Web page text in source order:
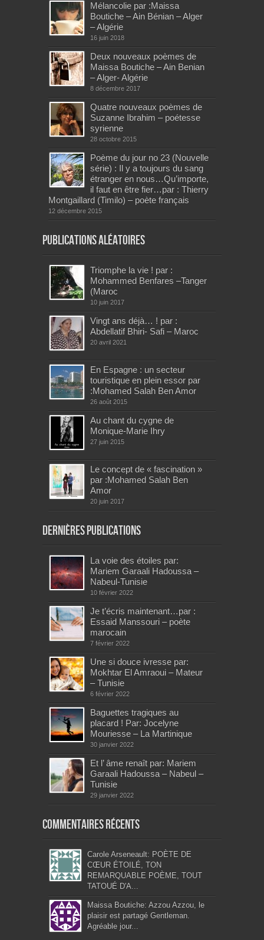
Mélancolie par :Maissa
Boutiche – Ain Bénian – Alger
– Algérie
16 juin 2018
Deux nouveaux poèmes de
Maissa Boutiche – Ain Benian
– Alger- Algérie
8 décembre 2017
Quatre nouveaux poèmes de
Suzanne Ibrahim – poétesse
syrienne
28 octobre 2015
Poème du jour no 23 (Nouvelle
série) : Il y a toujours du sang
étranger en nous…Qu’importe,
il faut en être fier…par : Thierry
Montgaillard (Timilo) – poète français
12 décembre 2015
Publications aléatoires
Triomphe la vie ! par :
Mohammed Benfares –Tanger
(Maroc
10 juin 2017
Vingt ans déjà… ! par :
Abdellatif Bhiri- Safi – Maroc
20 avril 2021
En Espagne : un secteur
touristique en plein essor par
:Mohamed Salah Ben Amor
26 août 2015
Au chant du cygne de
Monique-Marie Ihry
27 juin 2015
Le concept de « fascination »
par :Mohamed Salah Ben
Amor
20 juin 2017
Dernières publications
La voie des étoiles par:
Mariem Garaali Hadoussa –
Nabeul-Tunisie
10 février 2022
Je t’écris maintenant…par :
Essaid Manssouri – poète
marocain
7 février 2022
Une si douce ivresse par:
Mokhtar El Amraoui – Mateur
– Tunisie
6 février 2022
Baguettes tragiques au
placard ! Par: Jocelyne
Mouriesse – La Martinique
30 janvier 2022
Et l’ âme renaît par: Mariem
Garaali Hadoussa – Nabeul –
Tunisie
29 janvier 2022
Commentaires récents
Carole Arseneault: POÈTE DE
CŒUR ÉTOILÉ, TON
REMARQUABLE POÈME, TOUT
TATOUÉ D'A...
Maissa Boutiche: Azzou Azzou, le
plaisir est partagé Gentleman.
Agréable jour...